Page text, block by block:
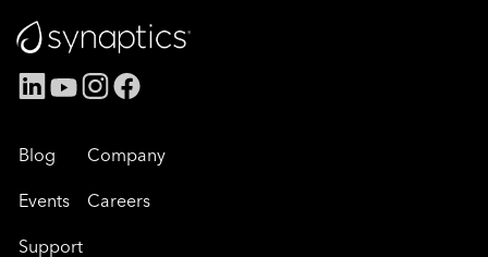
Blog
Events
Support
Company
Careers